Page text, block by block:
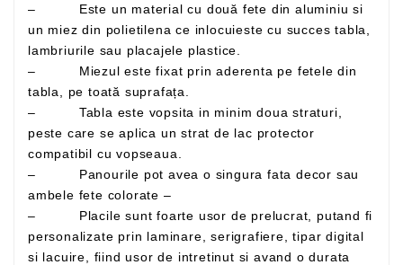
– Este un material cu două fete din aluminiu si
un miez din polietilena ce inlocuieste cu succes tabla,
lambriurile sau placajele plastice.
– Miezul este fixat prin aderenta pe fetele din
tabla, pe toată suprafața.
– Tabla este vopsita in minim doua straturi,
peste care se aplica un strat de lac protector
compatibil cu vopseaua.
– Panourile pot avea o singura fata decor sau
ambele fete colorate –
– Placile sunt foarte usor de prelucrat, putand fi
personalizate prin laminare, serigrafiere, tipar digital
si lacuire, fiind usor de intretinut si avand o durata